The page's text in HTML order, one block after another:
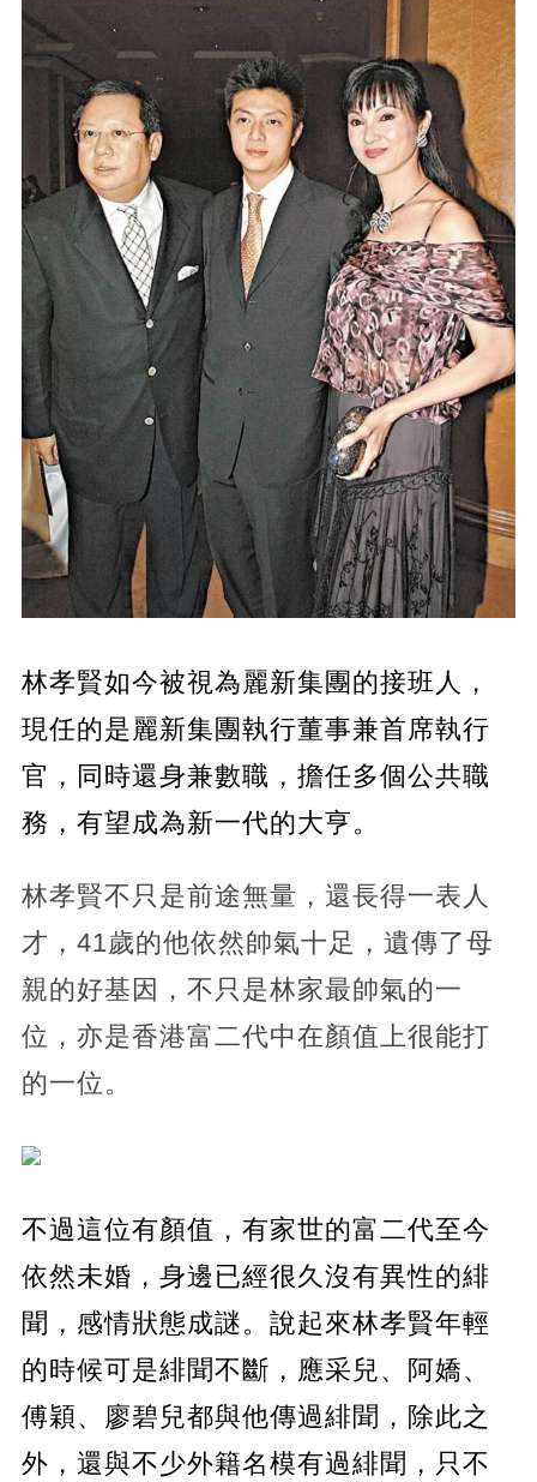
林孝賢如今被視為麗新集團的接班人，
現任的是麗新集團執行董事兼首席執行
官，同時還身兼數職，擔任多個公共職
務，有望成為新一代的大亨。
林孝賢不只是前途無量，還長得一表人
才，41歲的他依然帥氣十足，遺傳了母
親的好基因，不只是林家最帥氣的一
位，亦是香港富二代中在顏值上很能打
的一位。
不過這位有顏值，有家世的富二代至今
依然未婚，身邊已經很久沒有異性的緋
聞，感情狀態成謎。說起來林孝賢年輕
的時候可是緋聞不斷，應采兒、阿嬌、
傅穎、廖碧兒都與他傳過緋聞，除此之
外，還與不少外籍名模有過緋聞，只不